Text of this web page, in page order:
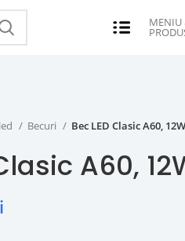
Becuri Bec LED Clasic A60,
A60,